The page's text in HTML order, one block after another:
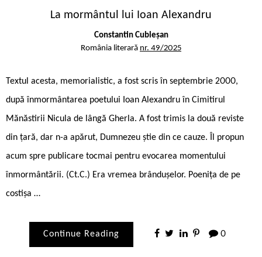
La mormântul lui Ioan Alexandru
Constantin Cubleșan
România literară nr. 49/2025
Textul acesta, memorialistic, a fost scris în septembrie 2000,
după înmormântarea poetului Ioan Alexandru în Cimitirul
Mănăstirii Nicula de lângă Gherla. A fost trimis la două reviste
din țară, dar n-a apărut, Dumnezeu știe din ce cauze. Îl propun
acum spre publicare tocmai pentru evocarea momentului
înmormântării. (Ct.C.) Era vremea brândușelor. Poeniţa de pe
costișa …
Continue Reading 0